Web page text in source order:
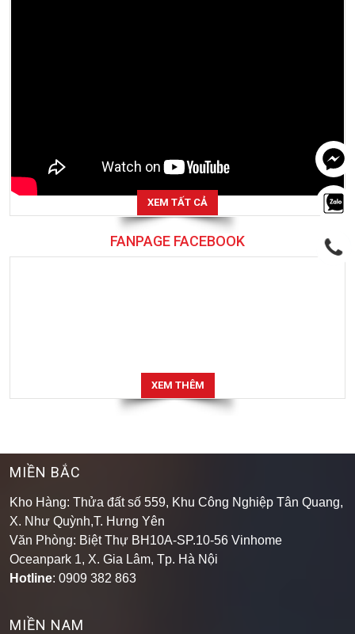
FANPAGE FACEBOOK
MIỀN BẮC
X. Như Quỳnh,T. Hưng Yên
Văn Phòng: Biệt Thự BH10A-SP.10-56 Vinhome
Oceanpark 1, X. Gia Lâm, Tp. Hà Nội
Hotline: 0909 382 863